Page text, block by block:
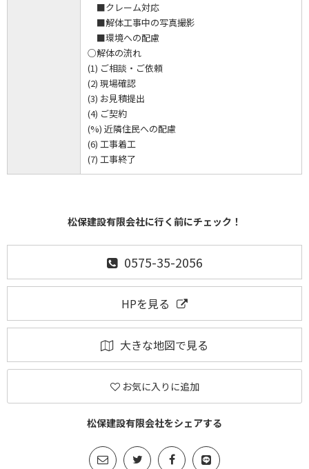
■クレーム対応
■解体工事中の写真撮影
■環境への配慮
○解体の流れ
(1) ご相談・ご依頼
(2) 現場確認
(3) お見積提出
(4) ご契約
(%) 近隣住民への配慮
(6) 工事着工
(7) 工事終了
松保建設有限会社に行く前にチェック！
0575-35-2056
HPを見る
大きな地図で見る
お気に入りに追加
松保建設有限会社をシェアする